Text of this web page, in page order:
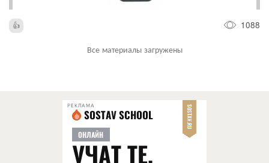
1088
Все материалы загружены
РЕКЛАМА